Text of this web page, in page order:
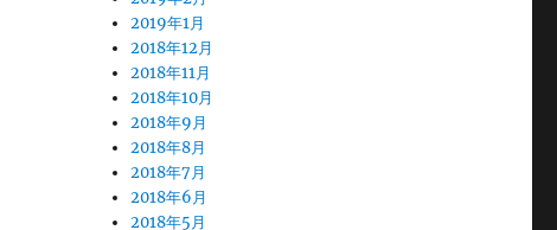
2019年1月
2018年12月
2018年11月
2018年10月
2018年9月
2018年8月
2018年7月
2018年6月
2018年5月